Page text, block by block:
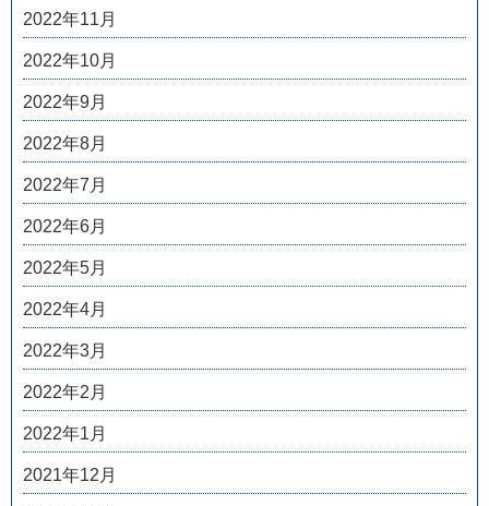
2022年11月
2022年10月
2022年9月
2022年8月
2022年7月
2022年6月
2022年5月
2022年4月
2022年3月
2022年2月
2022年1月
2021年12月